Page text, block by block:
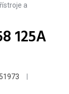
a
125A